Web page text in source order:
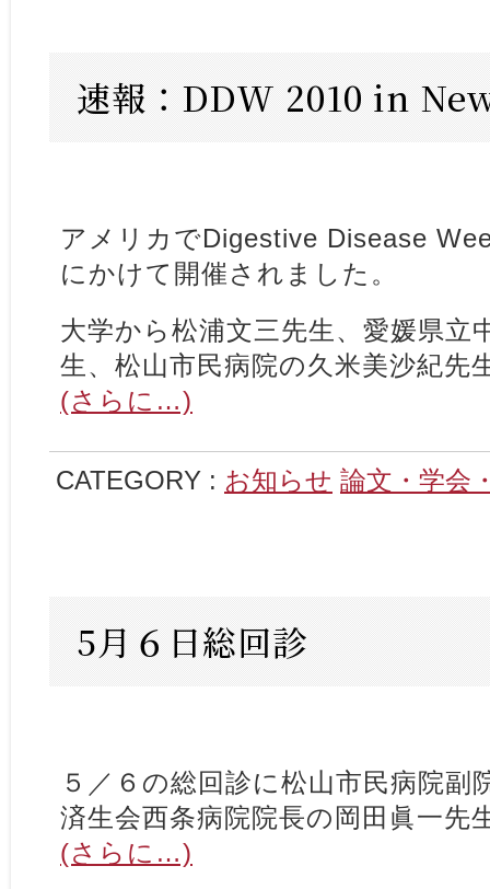
速報：DDW 2010 in
アメリカでDigestive Disease
にかけて開催されました。
大学から松浦文三先生、愛媛県立
生、松山市民病院の久米美沙紀先
(さらに…)
CATEGORY : お知らせ 論文・学会
5月６日総回診
５／６の総回診に松山市民病院副
済生会西条病院院長の岡田眞一先
(さらに…)